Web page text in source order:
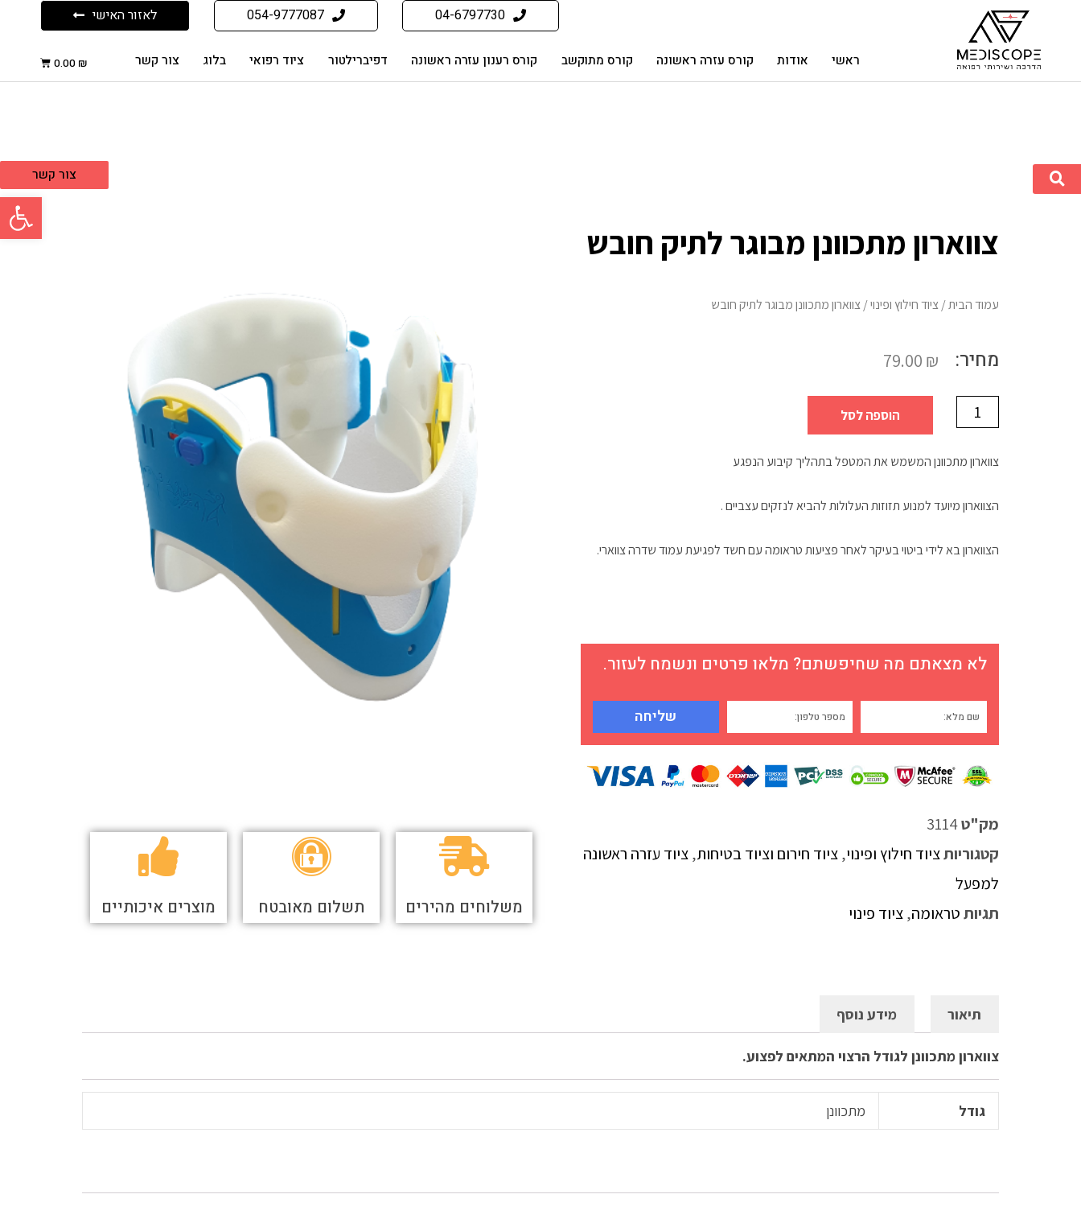
04-6797730
054-9777087 לאזור האישי
ראשי אודות קורס עזרה ראשונה קורס מתוקשב קורס רענון עזרה ראשונה דפיברילטור ציוד רפואי בלוג צור קשר 0.00 ₪
צור קשר
צווארון מתכוונן מבוגר לתיק חובש
עמוד הבית/ציוד חילוץ ופינוי/ צווארון מתכוונן מבוגר לתיק חובש
מחיר: 79.00 ₪
הוספה לסל
צווארון מתכוונן המשמש את המטפל בתהליך קיבוע הנפגע
הצווארון מיועד למנוע תזוזות העלולות להביא לנזקים עצביים .
הצווארון בא לידי ביטוי בעיקר לאחר פציעות טראומה עם חשד לפגיעת עמוד שדרה צווארי.
לא מצאתם מה שחיפשתם? מלאו פרטים ונשמח לעזור.
שליחה
מק"ט3114
קטגוריותציוד חילוץ ופינוי,ציוד חירום וציוד בטיחות,ציוד עזרה ראשונה
למפעל
תגיותטראומה,ציוד פינוי משלוחים מהירים תשלום מאובטח מוצרים איכותיים
תיאור מידע נוסף
צווארון מתכוונן לגודל הרצוי המתאים לפצוע.
גודל מתכוונן
פתח